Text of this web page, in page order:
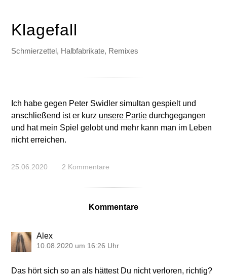
Klagefall
Schmierzettel, Halbfabrikate, Remixes
Ich habe gegen Peter Swidler simultan gespielt und
anschließend ist er kurz unsere Partie durchgegangen
und hat mein Spiel gelobt und mehr kann man im Leben
nicht erreichen.
25.06.2020 2 Kommentare
Kommentare
Alex
10.08.2020 um 16:26 Uhr
Das hört sich so an als hättest Du nicht verloren, richtig?